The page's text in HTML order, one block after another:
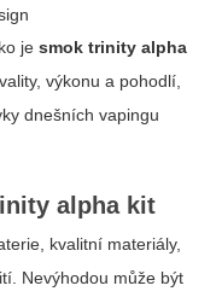
je smok trinity alpha
výkonu a pohodlí,
dnešních vapingu
alpha kit
kvalitní materiály,
Nevýhodou může být